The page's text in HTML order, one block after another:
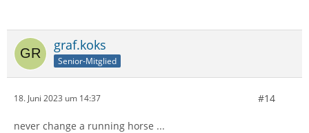
graf.koks
Senior-Mitglied
18. Juni 2023 um 14:37 #14
never change a running horse ...